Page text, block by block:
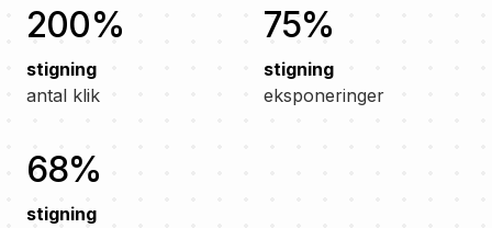
200%
stigning
antal klik
75%
stigning
eksponeringer
68%
stigning